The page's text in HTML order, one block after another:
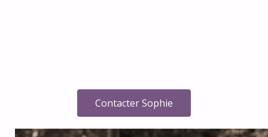
Contacter Sophie